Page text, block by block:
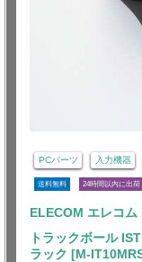
PCパーツ 入力機器
送料無料 24時間以内に出荷
ELECOM エレコム
トラックボール
ラック [M-